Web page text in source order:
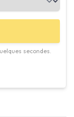
secondes.